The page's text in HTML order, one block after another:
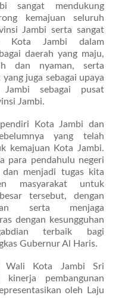
sangat mendukung
kemajuan seluruh
Jambi serta sangat
Kota Jambi dalam
daerah yang maju,
dan nyaman, serta
juga sebagai upaya
sebagai pusat
Jambi.
Kota Jambi dan
yang telah
kemajuan Kota Jambi.
para pendahulu negeri
menjadi tugas kita
masyarakat untuk
tersebut, dengan
serta menjaga
dengan kesungguhan
terbaik bagi
Gubernur Al Haris.
Wali Kota Jambi Sri
kinerja pembangunan
oleh Laju